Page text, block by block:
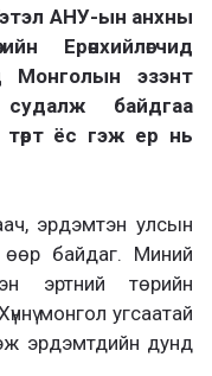
АНУ-ын анхны
Ерөнхийлөгчид
Монголын эзэнт
байдгаа
ёс гэж ер нь
эрдэмтэн улсын
өөр байдаг. Миний
эртний төрийн
монгол угсаатай
эрдэмтдийн дунд